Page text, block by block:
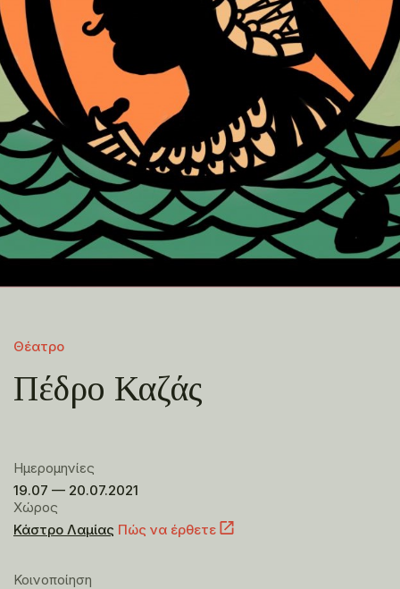
Θέατρο
Πέδρο Καζάς
Ημερομηνίες
19.07 — 20.07.2021
Χώρος
Κάστρο Λαμίας Πώς να έρθετε
Κοινοποίηση